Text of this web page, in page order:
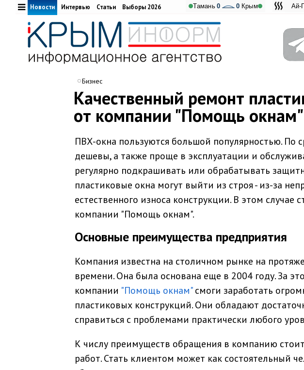
Ай-Петри:
Тамань 0 0 Крым
Новости Интервью Статьи Выборы 2026
Бизнес
Качественный ремонт
от компании "Помощь окнам"
ПВХ-окна пользуются большой популярностью. По
дешевы, а также проще в эксплуатации и
регулярно подкрашивать или обрабатывать
пластиковые окна могут выйти из строя - из-за
естественного износа конструкции. В этом случае
компании "Помощь окнам".
Основные преимущества предприятия
Компания известна на столичном рынке на
времени. Она была основана еще в 2004 году. За
компании "Помощь окнам"смоги заработать
пластиковых конструкций. Они обладают
справиться с проблемами практически любого
К числу преимуществ обращения в компанию
работ. Стать клиентом может как состоятельный